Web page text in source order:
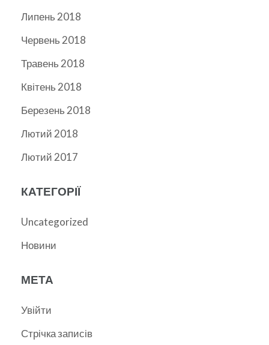
Липень 2018
Червень 2018
Травень 2018
Квітень 2018
Березень 2018
Лютий 2018
Лютий 2017
КАТЕГОРІЇ
Uncategorized
Новини
МЕТА
Увійти
Стрічка записів